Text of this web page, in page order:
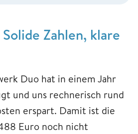
Zahlen, klare
Duo hat in einem Jahr
und uns rechnerisch rund
erspart. Damit ist die
Euro noch nicht